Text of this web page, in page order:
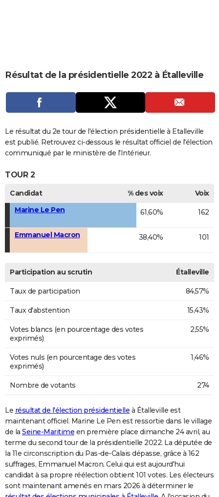
CARTE DE VOEUX
DICTIONNAIRE
Dictionnaire
Biographies
Expressions
Proverbes
PROGRAMME TV
COPAINS D'AVANT
S'inscrire
Se connecter
Lycées
Collèges
Primaires
Universités
Entreprises
Service militaire
Avis de recherche
AVIS DE DÉCÈS
FORUM
Bricolage
Culture
Television
Voyage
Résultat de la présidentielle 2022 à Étalleville
Le résultat du 2e tour de l'élection présidentielle à Etalleville
est publié. Retrouvez ci-dessous le résultat officiel de l'élection
communiqué par le ministère de l'Intérieur.
TOUR 2
Candidat % des voix
Voix
Marine Le Pen
61,60% 162
Emmanuel Macron 38,40% 101
Participation au scrutin Étalleville
Taux de participation 84,57%
Taux d'abstention 15,43%
Votes blancs (en pourcentage des votes
exprimés)
2,55%
Votes nuls (en pourcentage des votes
exprimés)
1,46%
Nombre de votants 274
Le résultat de l'élection présidentielle à Étalleville est
maintenant officiel. Marine Le Pen est ressortie dans le village
de la Seine-Maritime en première place dimanche 24 avril, au
terme du second tour de la présidentielle 2022. La députée de
la 11e circonscription du Pas-de-Calais dépasse, grâce à 162
suffrages, Emmanuel Macron. Celui qui est aujourd'hui
candidat à sa propre réélection obtient 101 votes. Les électeurs
sont maintenant amenés en mars 2026 à déterminer le